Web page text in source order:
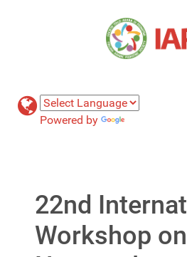
Powered by
22nd
Workshop on